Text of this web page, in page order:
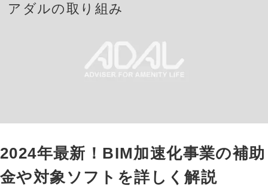
アダルの取り組み
2024年最新！BIM加速化事業の補助
金や対象ソフトを詳しく解説